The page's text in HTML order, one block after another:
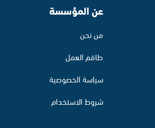
عن المؤسسة
من نحن
طاقم العمل
سياسة الخصوصية
شروط الاستخدام